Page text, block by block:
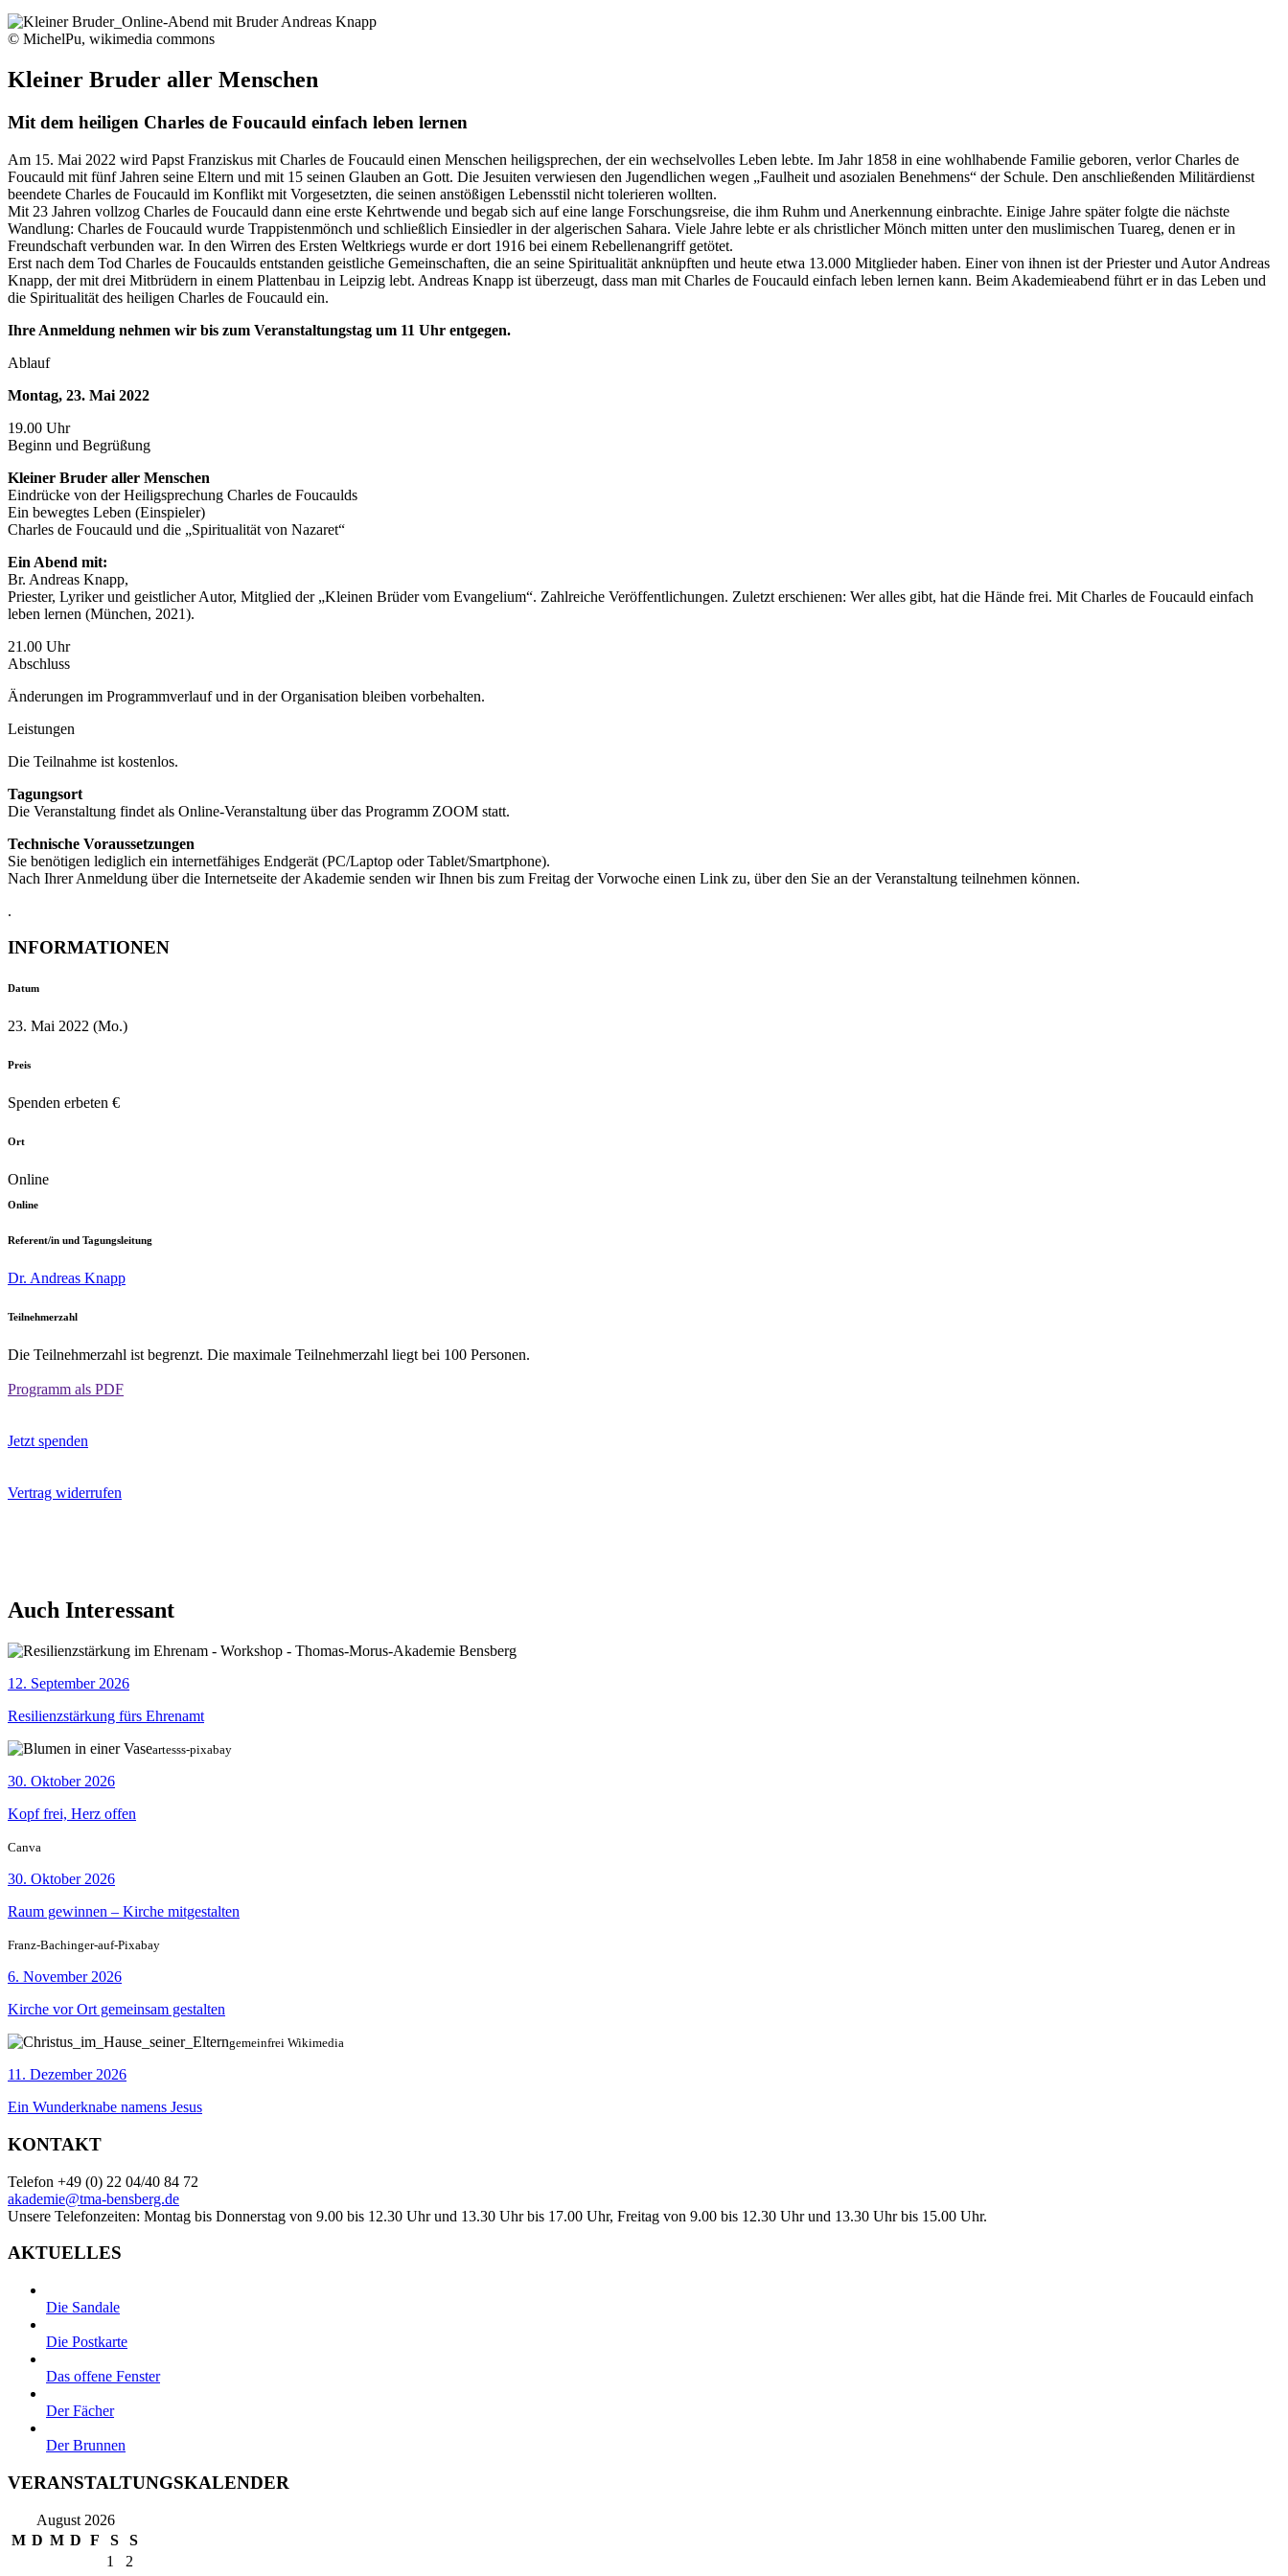
© MichelPu, wikimedia commons
Kleiner Bruder aller Menschen
Mit dem heiligen Charles de Foucauld einfach leben lernen
Am 15. Mai 2022 wird Papst Franziskus mit Charles de Foucauld einen Menschen heiligsprechen, der ein wechselvolles Leben lebte. Im Jahr 1858 in eine wohlhabende Familie geboren, verlor Charles de
Foucauld mit fünf Jahren seine Eltern und mit 15 seinen Glauben an Gott. Die Jesuiten verwiesen den Jugendlichen wegen „Faulheit und asozialen Benehmens“ der Schule. Den anschließenden Militärdienst
beendete Charles de Foucauld im Konflikt mit Vorgesetzten, die seinen anstößigen Lebensstil nicht tolerieren wollten.
Mit 23 Jahren vollzog Charles de Foucauld dann eine erste Kehrtwende und begab sich auf eine lange Forschungsreise, die ihm Ruhm und Anerkennung einbrachte. Einige Jahre später folgte die nächste
Wandlung: Charles de Foucauld wurde Trappistenmönch und schließlich Einsiedler in der algerischen Sahara. Viele Jahre lebte er als christlicher Mönch mitten unter den muslimischen Tuareg, denen er in
Freundschaft verbunden war. In den Wirren des Ersten Weltkriegs wurde er dort 1916 bei einem Rebellenangriff getötet.
Erst nach dem Tod Charles de Foucaulds entstanden geistliche Gemeinschaften, die an seine Spiritualität anknüpften und heute etwa 13.000 Mitglieder haben. Einer von ihnen ist der Priester und Autor Andreas
Knapp, der mit drei Mitbrüdern in einem Plattenbau in Leipzig lebt. Andreas Knapp ist überzeugt, dass man mit Charles de Foucauld einfach leben lernen kann. Beim Akademieabend führt er in das Leben und
die Spiritualität des heiligen Charles de Foucauld ein.
Ihre Anmeldung nehmen wir bis zum Veranstaltungstag um 11 Uhr entgegen.
Ablauf
Montag, 23. Mai 2022
19.00 Uhr
Beginn und Begrüßung
Kleiner Bruder aller Menschen
Eindrücke von der Heiligsprechung Charles de Foucaulds
Ein bewegtes Leben (Einspieler)
Charles de Foucauld und die „Spiritualität von Nazaret“
Ein Abend mit:
Br. Andreas Knapp,
Priester, Lyriker und geistlicher Autor, Mitglied der „Kleinen Brüder vom Evangelium“. Zahlreiche Veröffentlichungen. Zuletzt erschienen: Wer alles gibt, hat die Hände frei. Mit Charles de Foucauld einfach
leben lernen (München, 2021).
21.00 Uhr
Abschluss
Änderungen im Programmverlauf und in der Organisation bleiben vorbehalten.
Leistungen
Die Teilnahme ist kostenlos.
Tagungsort
Die Veranstaltung findet als Online-Veranstaltung über das Programm ZOOM statt.
Technische Voraussetzungen
Sie benötigen lediglich ein internetfähiges Endgerät (PC/Laptop oder Tablet/Smartphone).
Nach Ihrer Anmeldung über die Internetseite der Akademie senden wir Ihnen bis zum Freitag der Vorwoche einen Link zu, über den Sie an der Veranstaltung teilnehmen können.
.
INFORMATIONEN
Datum
23. Mai 2022 (Mo.)
Preis
Spenden erbeten €
Ort
Online
Online
Referent/in und Tagungsleitung
Dr. Andreas Knapp
Teilnehmerzahl
Die Teilnehmerzahl ist begrenzt. Die maximale Teilnehmerzahl liegt bei 100 Personen.
Programm als PDF
Jetzt spenden
Vertrag widerrufen
Auch Interessant
12. September 2026
Resilienzstärkung fürs Ehrenamt
artesss-pixabay
30. Oktober 2026
Kopf frei, Herz offen
Canva
30. Oktober 2026
Raum gewinnen – Kirche mitgestalten
Franz-Bachinger-auf-Pixabay
6. November 2026
Kirche vor Ort gemeinsam gestalten
gemeinfrei Wikimedia
11. Dezember 2026
Ein Wunderknabe namens Jesus
KONTAKT
Telefon +49 (0) 22 04/40 84 72
akademie@tma-bensberg.de
Unsere Telefonzeiten: Montag bis Donnerstag von 9.00 bis 12.30 Uhr und 13.30 Uhr bis 17.00 Uhr, Freitag von 9.00 bis 12.30 Uhr und 13.30 Uhr bis 15.00 Uhr.
AKTUELLES
Die Sandale
Die Postkarte
Das offene Fenster
Der Fächer
Der Brunnen
VERANSTALTUNGSKALENDER
August 2026
M D M D F S
S
1
2